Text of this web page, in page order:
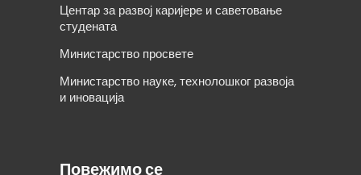
Центар за развој каријере и саветовање
студената
Министарство просвете
Министарство науке, технолошког развоја
и иновација
Повежимо се